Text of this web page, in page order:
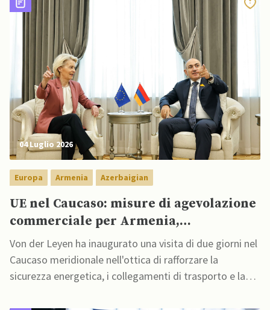
04 Luglio 2026
Europa Armenia Azerbaigian
UE nel Caucaso: misure di agevolazione
commerciale per Armenia,
rafforzamento sicurezza energetica con
Azerbaigian
Von der Leyen ha inaugurato una visita di due giorni nel
Caucaso meridionale nell'ottica di rafforzare la
sicurezza energetica, i collegamenti di trasporto e la